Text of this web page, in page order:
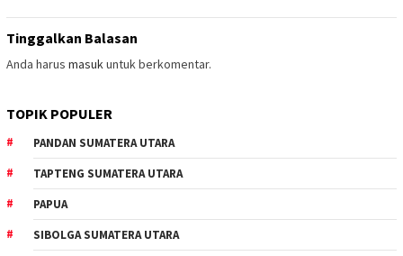
Tinggalkan Balasan
Anda harus masukuntuk berkomentar.
TOPIK POPULER
PANDAN SUMATERA UTARA
TAPTENG SUMATERA UTARA
PAPUA
SIBOLGA SUMATERA UTARA